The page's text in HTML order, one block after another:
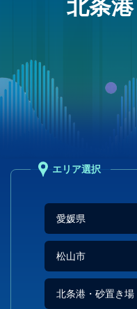
北条
エリア選択